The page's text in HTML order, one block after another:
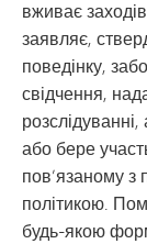
вживає
заявляє,
поведінку,
свідчення,
або бере
пов’язаному
політикою.
будь-якою